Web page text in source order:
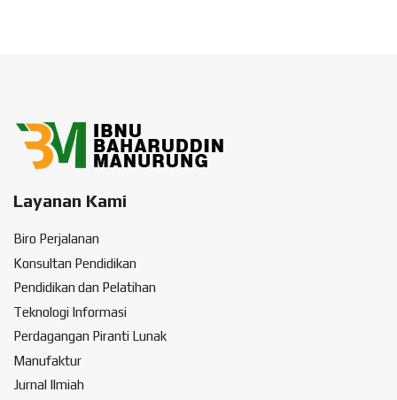
Layanan Kami
Biro Perjalanan
Konsultan Pendidikan
Pendidikan dan Pelatihan
Teknologi Informasi
Perdagangan Piranti Lunak
Manufaktur
Jurnal Ilmiah